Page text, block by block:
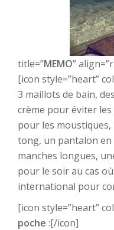
title=”MEMO”
[icon style=”heart”
3 maillots de bain,
crème pour éviter
pour les
tong, un pantalon
manches longues,
pour le soir au cas
international pour
[icon style=”heart”
poche :[/icon]